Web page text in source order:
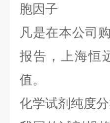
胞因子
凡是在本公司
报告，上海恒
值。
化学试剂纯度